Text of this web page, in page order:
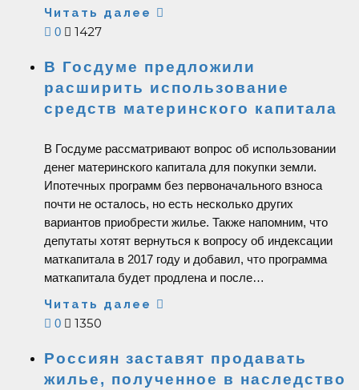
Читать далее
0 1427
В Госдуме предложили
расширить использование
средств материнского капитала
В Госдуме рассматривают вопрос об использовании
денег материнского капитала для покупки земли.
Ипотечных программ без первоначального взноса
почти не осталось, но есть несколько других
вариантов приобрести жилье. Также напомним, что
депутаты хотят вернуться к вопросу об индексации
маткапитала в 2017 году и добавил, что программа
маткапитала будет продлена и после…
Читать далее
0 1350
Россиян заставят продавать
жилье, полученное в наследство